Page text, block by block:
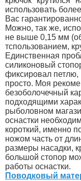
использовать
Вас
Можно, так же,
не выше 0,15 мм
тспользованием,
Единственная
силиконовый
фиксировал петлю,
просто. Моя
безоболочечный
подходящими
рыболовном
оснастки
короткий, именно
ножом часть от
размеры насадки,
большой стопор
работы оснастки.
Поводковый